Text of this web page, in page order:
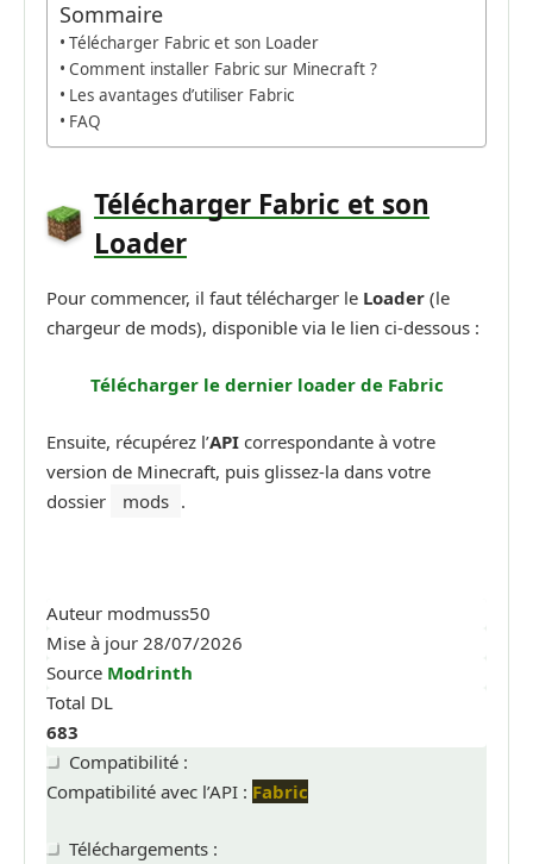
Sommaire
Télécharger Fabric et son Loader
Comment installer Fabric sur Minecraft ?
Les avantages d’utiliser Fabric
FAQ
Télécharger Fabric et son
Loader
Pour commencer, il faut télécharger le Loader (le
chargeur de mods), disponible via le lien ci-dessous :
Télécharger le dernier loader de Fabric
Ensuite, récupérez l’API correspondante à votre
version de Minecraft, puis glissez-la dans votre
dossier
mods .
Auteur modmuss50
Mise à jour 28/07/2026
Source Modrinth
Total DL
683
Compatibilité :
Compatibilité avec l’API : Fabric
Téléchargements :